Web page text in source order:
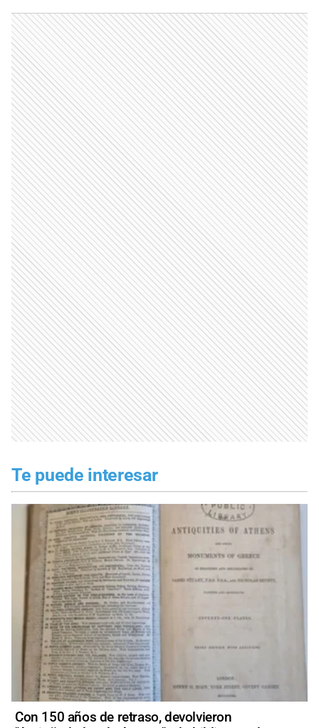
Te puede interesar
Con 150 años de retraso, devolvieron